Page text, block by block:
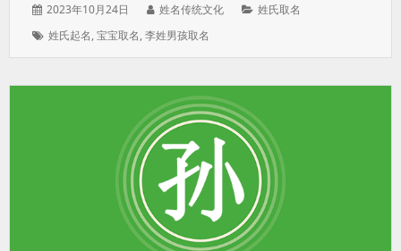
发
于：
2023年10月24日
作
姓名传统文化
分
姓氏取名
标
姓氏起名,宝宝取名,李姓男孩取名